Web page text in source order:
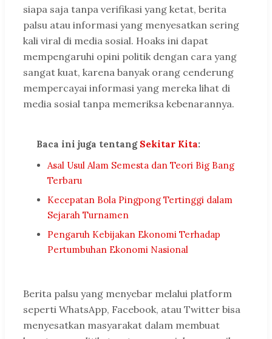
siapa saja tanpa verifikasi yang ketat, berita
palsu atau informasi yang menyesatkan sering
kali viral di media sosial. Hoaks ini dapat
mempengaruhi opini politik dengan cara yang
sangat kuat, karena banyak orang cenderung
mempercayai informasi yang mereka lihat di
media sosial tanpa memeriksa kebenarannya.
Baca ini juga tentang Sekitar Kita:
Asal Usul Alam Semesta dan Teori Big Bang
Terbaru
Kecepatan Bola Pingpong Tertinggi dalam
Sejarah Turnamen
Pengaruh Kebijakan Ekonomi Terhadap
Pertumbuhan Ekonomi Nasional
Berita palsu yang menyebar melalui platform
seperti WhatsApp, Facebook, atau Twitter bisa
menyesatkan masyarakat dalam membuat